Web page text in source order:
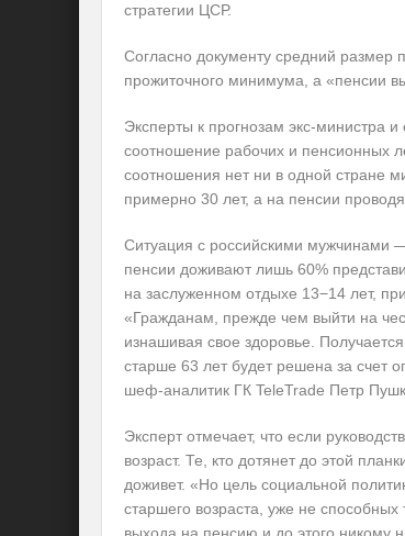
стратегии ЦСР.
Согласно документу средний размер
прожиточного минимума, а «пенсии
Эксперты к прогнозам экс-министра
соотношение рабочих и пенсионных
соотношения нет ни в одной стране
примерно 30 лет, а на пенсии
Ситуация с российскими мужчинами
пенсии доживают лишь 60%
на заслуженном отдыхе 13−14 лет,
«Гражданам, прежде чем выйти на
изнашивая свое здоровье.
старше 63 лет будет решена за счет
шеф-аналитик ГК TeleTrade Петр
Эксперт отмечает, что если
возраст. Те, кто дотянет до этой
доживет. «Но цель социальной
старшего возраста, уже не